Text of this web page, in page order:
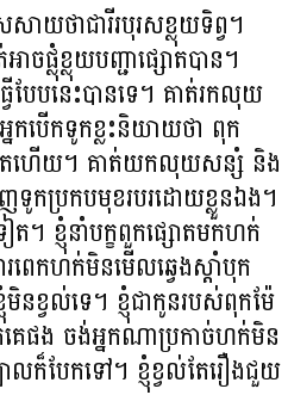
ាយថាជារីរបុរសខ្លុយទិព្វ។
ចផ្លុំខ្លុយបញ្ជាផ្សោតបាន។
ើបែបនេះបានទេ។ គាត់រកលុយ
នកបើកទូកខ្លះនិយាយថា ពុក
តហើយ។​ គាត់យកលុយសន្សំ និង
កប្រកបមុខរបរដោយខ្លួនឯង។
ត។ ខ្ញុំនាំបក្ខពួកផ្សោតមកហក់
ពេកហក់មិនមើលឆ្វេងស្តាំបុក
នខ្វល់ទេ។ ខ្ញុំជាកូនរបស់ពុកម៉ែ
ផង ចង់អ្នកណាប្រកាច់ហក់មិន
ក៏បែកទៅ។ ខ្ញុំខ្វល់តែរឿងជួយ